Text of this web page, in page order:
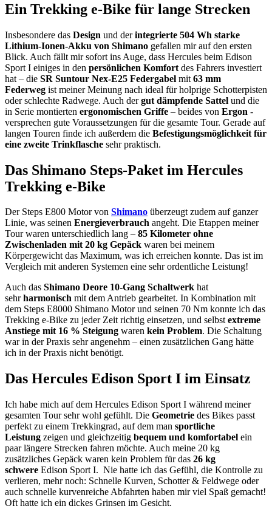
Ein Trekking e-Bike für lange Strecken
Insbesondere das Design und derintegrierte 504 Wh starke
Lithium-Ionen-Akku von Shimano gefallen mir auf den ersten
Blick. Auch fällt mir sofort ins Auge, dass Hercules beim Edison
Sport I einiges in den persönlichen Komfort des Fahrers investiert
hat – die SR Suntour Nex-E25 Federgabel mit 63 mm
Federweg ist meiner Meinung nach ideal für holprige Schotterpisten
oder schlechte Radwege. Auch dergut dämpfende Sattel und die
in Serie montierten ergonomischen Griffe – beides von Ergon -
versprechen gute Voraussetzungen für die gesamte Tour. Gerade auf
langen Touren finde ich außerdem die Befestigungsmöglichkeit für
eine zweite Trinkflasche sehr praktisch.
Das Shimano Steps-Paket im Hercules
Trekking e-Bike
Der Steps E800 Motor von Shimano überzeugt zudem auf ganzer
Linie, was seinen Energieverbrauch angeht. Die Etappen meiner
Tour waren unterschiedlich lang – 85 Kilometer ohne
Zwischenladen mit 20 kg Gepäck waren bei meinem
Körpergewicht das Maximum, was ich erreichen konnte. Das ist im
Vergleich mit anderen Systemen eine sehr ordentliche Leistung!
Auch das Shimano Deore 10-Gang Schaltwerk hat
sehrharmonisch mit dem Antrieb gearbeitet. In Kombination mit
dem Steps E8000 Shimano Motor und seinen 70 Nm konnte ich das
Trekking e-Bike zu jeder Zeit richtig einsetzen, und selbstextreme
Anstiege mit 16 % Steigung waren kein Problem. Die Schaltung
war in der Praxis sehr angenehm – einen zusätzlichen Gang hätte
ich in der Praxis nicht benötigt.
Das Hercules Edison Sport I im Einsatz
Ich habe mich auf dem Hercules Edison Sport I während meiner
gesamten Tour sehr wohl gefühlt. Die Geometrie des Bikes passt
perfekt zu einem Trekkingrad, auf dem man sportliche
Leistung zeigen und gleichzeitig bequem und komfortabel ein
paar längere Strecken fahren möchte. Auch meine 20 kg
zusätzliches Gepäck waren kein Problem für das 26 kg
schwere Edison Sport I. Nie hatte ich das Gefühl, die Kontrolle zu
verlieren, mehr noch: Schnelle Kurven, Schotter & Feldwege oder
auch schnelle kurvenreiche Abfahrten haben mir viel Spaß gemacht!
Oft hatte ich ein dickes Grinsen im Gesicht.